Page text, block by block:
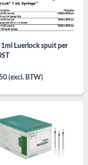
1ml Luerlock spuit per
(excl. BTW)